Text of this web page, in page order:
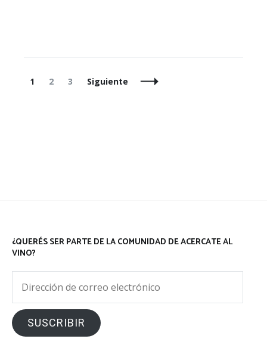
Navegación
Página
1 Página
2 Página
3 Siguiente
¿QUERÉS SER PARTE DE LA COMUNIDAD DE ACERCATE AL
VINO?
correo
electrónico
SUSCRIBIR